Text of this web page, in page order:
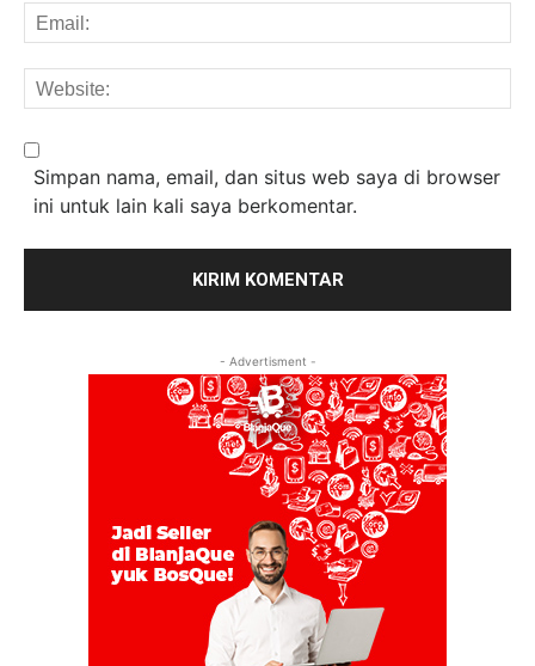
Simpan nama, email, dan situs web saya di browser
ini untuk lain kali saya berkomentar.
- Advertisment -